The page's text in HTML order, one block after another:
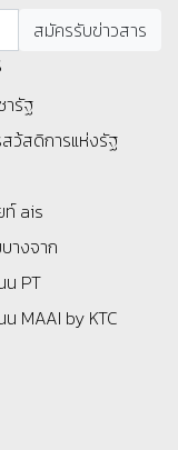
ารัฐ
ว้สดิการแห่งรัฐ
ท์ ais
างจาก
น PT
น MAAI by KTC